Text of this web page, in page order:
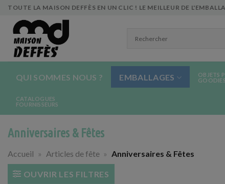
Skip
content
TOUTE LA MAISON DEFFÈS EN UN CLIC ! LE MEILLEUR DE
QUI SOMMES NOUS ? EMBALLAGES
OBJETS
GOODIES
CATALOGUES
FOURNISSEURS
Anniversaires & Fêtes
Accueil » Articles de fête » Anniversaires & Fêtes
OUVRIR LES FILTRES